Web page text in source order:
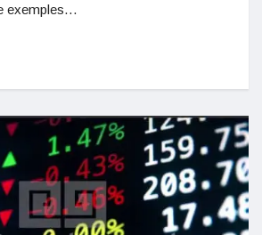
exemples…